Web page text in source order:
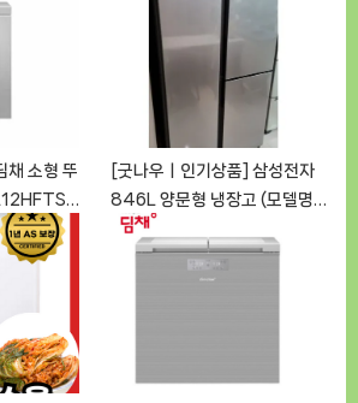
ㅣ추
[GoodNOWㅣ추천상품]
채 소형 뚜
ㅣ
[굿나우ㅣ인기상품] 삼성전자
846L 양문형 냉장고 (모델명:
RS84T1) [GoodNOWㅣ추천
상품]